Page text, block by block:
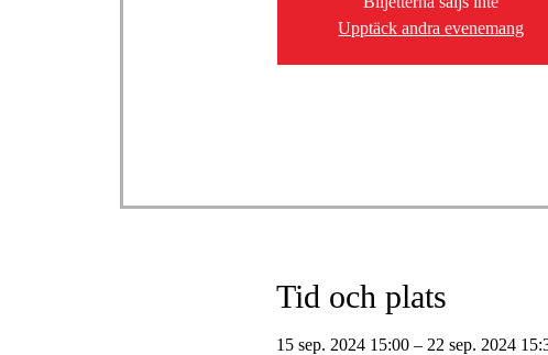
Upptäck andra evenemang
Tid och plats
15 sep. 2024 15:00 – 22 sep. 2024